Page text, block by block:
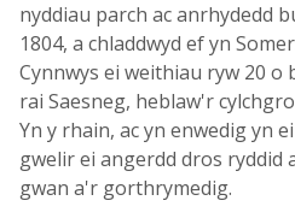
nyddiau parch ac anrhydedd
1804, a chladdwyd ef yn
Cynnwys ei weithiau ryw 20 o
rai Saesneg, heblaw'r
Yn y rhain, ac yn enwedig yn
gwelir ei angerdd dros ryddid
gwan a'r gorthrymedig.